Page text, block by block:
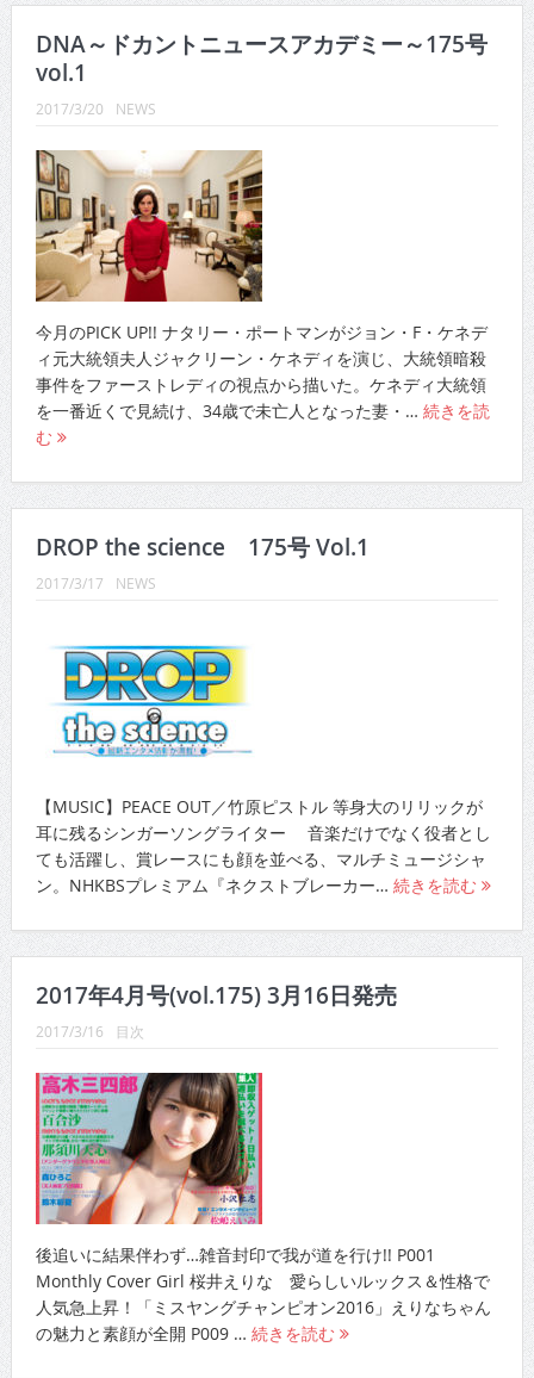
DNA～ドカントニュースアカデミー～175号
vol.1
2017/3/20 NEWS
今月のPICK UP!! ナタリー・ポートマンがジョン・F・ケネデ
ィ元大統領夫人ジャクリーン・ケネディを演じ、大統領暗殺
事件をファーストレディの視点から描いた。ケネディ大統領
を一番近くで見続け、34歳で未亡人となった妻・… 続きを読
む
DROP the science 175号 Vol.1
2017/3/17 NEWS
【MUSIC】PEACE OUT／竹原ピストル 等身大のリリックが
耳に残るシンガーソングライター 音楽だけでなく役者とし
ても活躍し、賞レースにも顔を並べる、マルチミュージシャ
ン。NHKBSプレミアム『ネクストブレーカー… 続きを読む
2017年4月号(vol.175) 3月16日発売
2017/3/16 目次
後追いに結果伴わず…雑音封印で我が道を行け!! P001
Monthly Cover Girl 桜井えりな 愛らしいルックス＆性格で
人気急上昇！「ミスヤングチャンピオン2016」えりなちゃん
の魅力と素顔が全開 P009 … 続きを読む